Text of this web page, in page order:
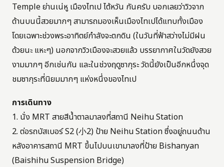
Temple ย่านเน่หู เมืองไทเป ไต้หวัน กันครับ บอกเลยว่าวิวจาก
ด้านบนนี้สวยมากๆ สามารถมองเห็นเมืองไทเปได้แทบทั้งเมือง
โดยเฉพาะช่วงพระอาทิตย์กำลังจะตกดิน (ในวันที่ฟ้าสว่างไม่มีฝน
ด้วยนะ แหะๆ) นอกจากวิวเมืองจะสวยแล้ว บรรยากาศในวัดยังสวย
งามมากๆ อีกเช่นกัน และในช่วงฤดูซากุระ วัดนี้ยังเป็นอีกหนึ่งจุด
ชมซากุระที่นิยมมากๆ แห่งหนึ่งของไทเป
การเดินทาง
1. นั่ง MRT สายสีน้ำตาลมาลงที่สถานี Neihu Station
2. ต่อรถบัสเบอร์ S2 (小2) ป้าย Neihu Station ซึ่งอยู่ถนนด้าน
หลังอาคารสถานี MRT ขึ้นไปบนเขามาลงที่ป้าย Bishanyan
(Baishihu Suspension Bridge)